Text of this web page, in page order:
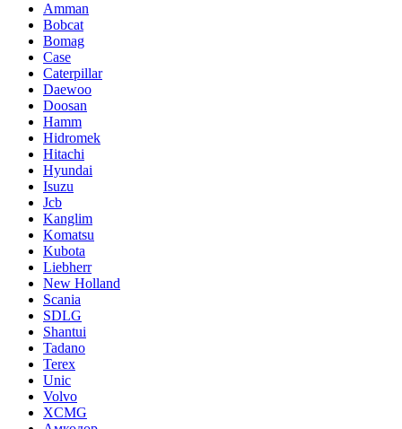
Amman
Bobcat
Bomag
Case
Caterpillar
Daewoo
Doosan
Hamm
Hidromek
Hitachi
Hyundai
Isuzu
Jcb
Kanglim
Komatsu
Kubota
Liebherr
New Holland
Scania
SDLG
Shantui
Tadano
Terex
Unic
Volvo
XCMG